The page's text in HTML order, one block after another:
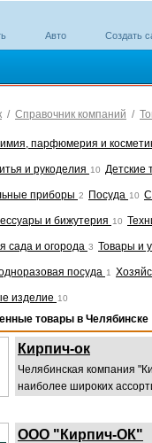
Авто Создать
/ Справочник компаний /
парфюмерия и
и рукоделия 10 Детские
приборы 2 Посуда 10
и бижутерия 10
сада и огорода 3 Товары и
посуда 1
изделие 10
товары в Челябинске
Кирпич-ок
Челябинская компания
наиболее широких
ООО "Кирпич-ОК"